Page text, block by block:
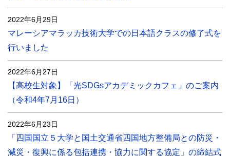
2022年6月29日
マレーシアマラッカ技術大学での日本語クラスの修了式を
行いました
2022年6月27日
【高校生対象】「光SDGsアカデミックカフェ」のご案内
（令和4年7月16日）
2022年6月23日
「四国国立５大学と国土交通省四国地方整備局との防災・
減災・復興に係る包括連携・協力に関する協定」の締結式